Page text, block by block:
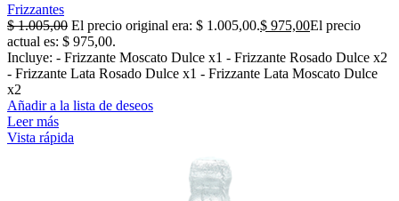
Frizzantes
$1.005,00 El precio original era: $ 1.005,00.$ 975,00El precio
actual es: $ 975,00.
Incluye: - Frizzante Moscato Dulce x1 - Frizzante Rosado Dulce x2
- Frizzante Lata Rosado Dulce x1 - Frizzante Lata Moscato Dulce
x2
Añadir a la lista de deseos
Leer más
Vista rápida